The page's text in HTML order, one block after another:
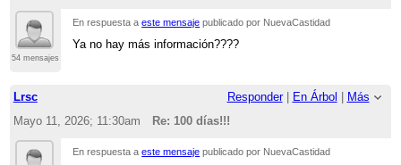
54 mensajes
En respuesta aeste mensaje publicado por NuevaCastidad
Ya no hay más información????
Lrsc Responder| En Árbol
Más
Mayo 11, 2026; 11:30am
Re: 100 días!!!
En respuesta aeste mensaje publicado por NuevaCastidad